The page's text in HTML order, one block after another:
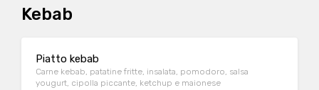
Kebab
Piatto kebab
Carne kebab, patatine fritte, insalata, pomodoro, salsa
yougurt, cipolla piccante, ketchup e maionese